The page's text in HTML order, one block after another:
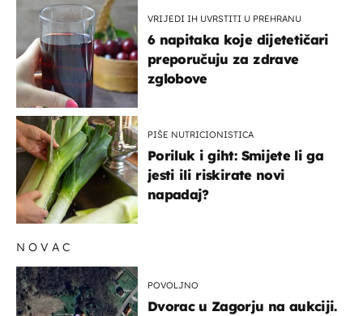
VRIJEDI IH UVRSTITI U PREHRANU
6 napitaka koje dijetetičari
preporučuju za zdrave
zglobove
PIŠE NUTRICIONISTICA
Poriluk i giht: Smijete li ga
jesti ili riskirate novi
napadaj?
NOVAC
POVOLJNO
Dvorac u Zagorju na aukciji.